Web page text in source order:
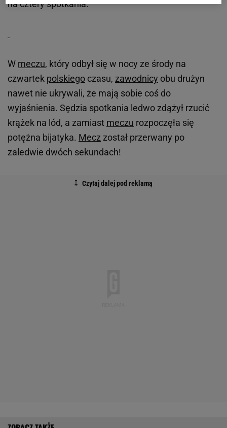
na cztery spotkania.
W meczu, który odbył się w nocy ze środy na
czwartek polskiego czasu, zawodnicy obu drużyn
nawet nie ukrywali, że mają sobie coś do
wyjaśnienia. Sędzia spotkania ledwo zdążył rzucić
krążek na lód, a zamiast meczu rozpoczęła się
potężna bijatyka. Mecz został przerwany po
zaledwie dwóch sekundach!